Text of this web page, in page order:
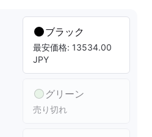
ブラック
最安価格: 13534.00
JPY
グリーン
売り切れ